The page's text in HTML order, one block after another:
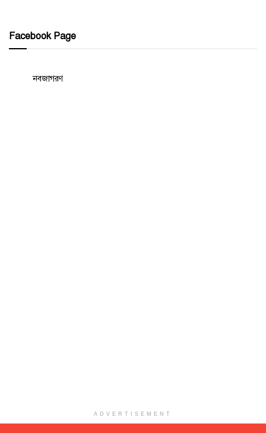
Facebook Page
নবজাগরণ
ADVERTISEMENT